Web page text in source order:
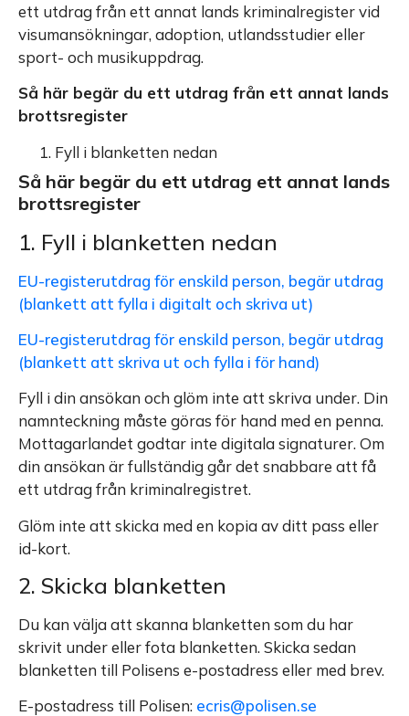
ett utdrag från ett annat lands kriminalregister vid
visumansökningar, adoption, utlandsstudier eller
sport- och musikuppdrag.
Så här begär du ett utdrag från ett annat lands
brottsregister
Fyll i blanketten nedan
Så här begär du ett utdrag ett annat lands
brottsregister
1. Fyll i blanketten nedan
EU-registerutdrag för enskild person, begär utdrag
(blankett att fylla i digitalt och skriva ut)
EU-registerutdrag för enskild person, begär utdrag
(blankett att skriva ut och fylla i för hand)
Fyll i din ansökan och glöm inte att skriva under. Din
namnteckning måste göras för hand med en penna.
Mottagarlandet godtar inte digitala signaturer. Om
din ansökan är fullständig går det snabbare att få
ett utdrag från kriminalregistret.
Glöm inte att skicka med en kopia av ditt pass eller
id-kort.
2. Skicka blanketten
Du kan välja att skanna blanketten som du har
skrivit under eller fota blanketten. Skicka sedan
blanketten till Polisens e-postadress eller med brev.
E-postadress till Polisen: ecris@polisen.se